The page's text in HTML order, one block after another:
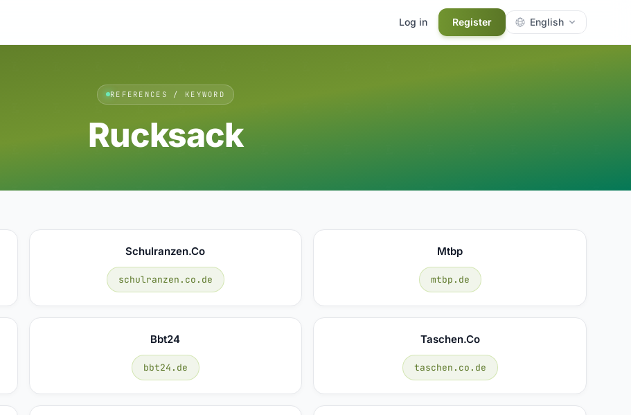
Log in Register English
REFERENCES / KEYWORD
Rucksack
Schulranzen.co
schulranzen.co.de
Mtbp
mtbp.de
Bbt24
bbt24.de
Taschen.co
taschen.co.de